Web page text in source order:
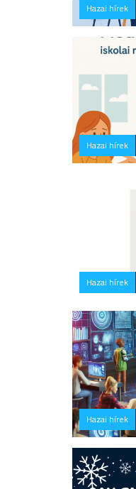
Hazai hírek
Hazai hírek
Hazai hírek
Hazai hírek